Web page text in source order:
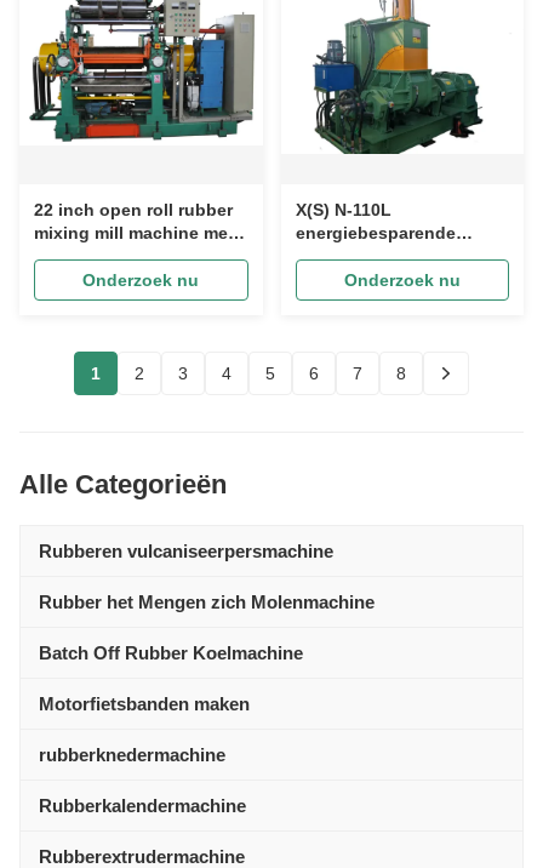
22 inch open roll rubber
mixing mill machine met
hydraulische aanpassing
en stock blender
Onderzoek nu
X(S) N-110L
energiebesparende
rubberinterne mixer:
bespaart arbeid, laag
falen, ononderbroken
Onderzoek nu
1 2 3 4 5 6 7 8
Alle Categorieën
Rubberen vulcaniseerpersmachine
Rubber het Mengen zich Molenmachine
Batch Off Rubber Koelmachine
Motorfietsbanden maken
rubberknedermachine
Rubberkalendermachine
Rubberextrudermachine